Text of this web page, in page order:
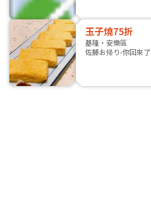
玉子燒75折
基隆・安樂區
佐藤お帰り-你回來了